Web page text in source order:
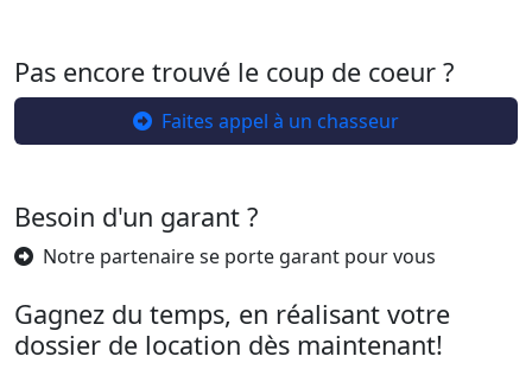
Pas encore trouvé le coup de coeur ?
Faites appel à un chasseur
Besoin d'un garant ?
Notre partenaire se porte garant pour vous
Gagnez du temps, en réalisant votre
dossier de location dès maintenant!